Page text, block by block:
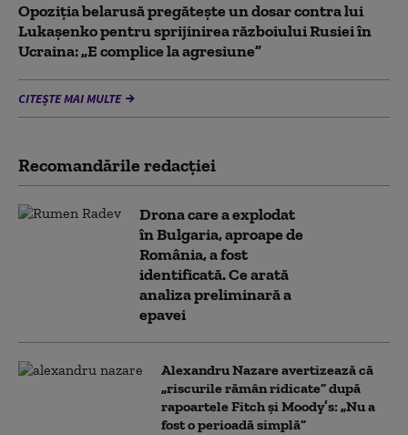
Opoziția belarusă pregătește un dosar contra lui
Lukașenko pentru sprijinirea războiului Rusiei în
Ucraina: „E complice la agresiune”
CITEȘTE MAI MULTE
Recomandările redacţiei
Drona care a explodat
în Bulgaria, aproape de
România, a fost
identificată. Ce arată
analiza preliminară a
epavei
Alexandru Nazare avertizează că
„riscurile rămân ridicate” după
rapoartele Fitch și Moody’s: „Nu a
fost o perioadă simplă”